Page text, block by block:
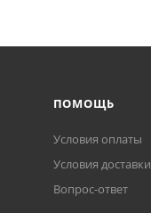
ПОМОЩЬ
Условия оплаты
Условия доставки
Вопрос-ответ